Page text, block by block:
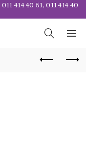
011 414 40 51,011 414 40